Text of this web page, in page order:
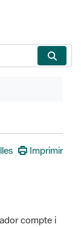
Imprimir
compte i